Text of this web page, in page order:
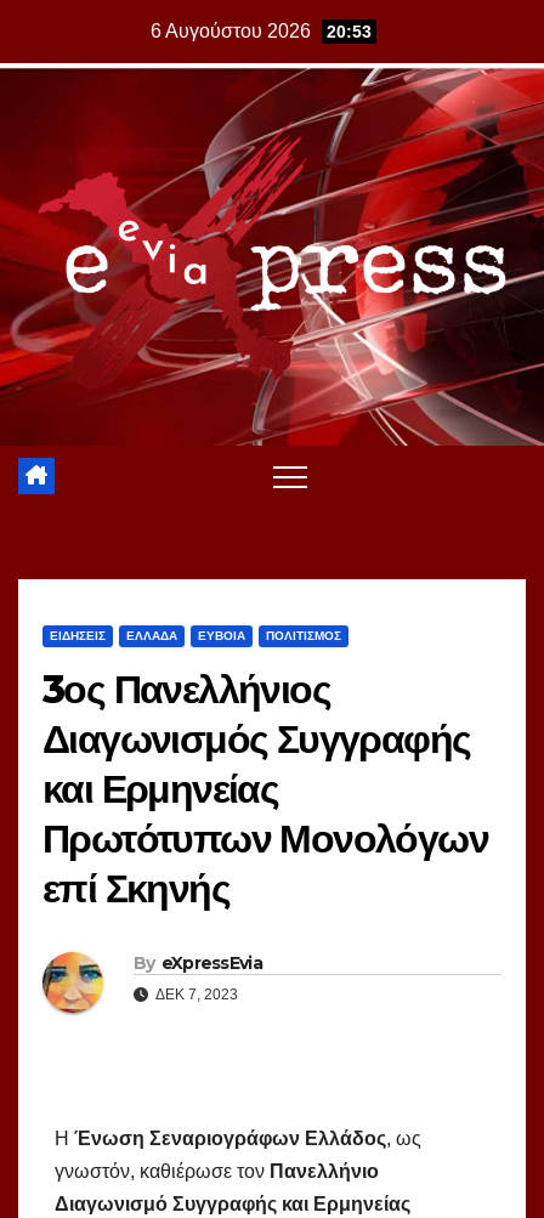
6 Αυγούστου 2026 20:53
ΕΙΔΗΣΕΙΣ ΕΛΛΑΔΑ ΕΥΒΟΙΑ ΠΟΛΙΤΙΣΜΟΣ
3ος Πανελλήνιος
Διαγωνισμός Συγγραφής
και Ερμηνείας
Πρωτότυπων Μονολόγων
επί Σκηνής
By eXpressEvia
ΔΕΚ 7, 2023
Η Ένωση Σεναριογράφων Ελλάδος, ως
γνωστόν, καθιέρωσε τον Πανελλήνιο
Διαγωνισμό Συγγραφής και Ερμηνείας